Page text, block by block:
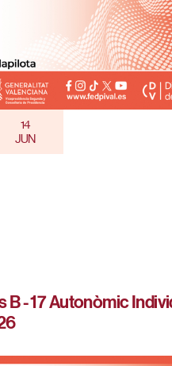
14
JUN
B - 17 Autonòmic